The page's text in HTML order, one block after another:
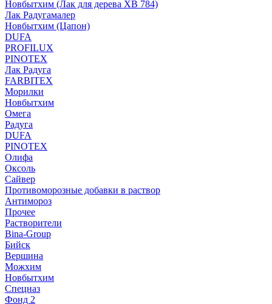
Новбытхим (Лак для дерева ХВ 784)
Лак Радугамалер
Новбытхим (Цапон)
DUFA
PROFILUX
PINOTEX
Лак Радуга
FARBITEX
Морилки
Новбытхим
Омега
Радуга
DUFA
PINOTEX
Олифа
Оксоль
Сайвер
Противоморозные добавки в раствор
Антимороз
Прочее
Растворители
Bina-Group
Бийск
Вершина
Можхим
Новбытхим
Спецназ
Фонд 2